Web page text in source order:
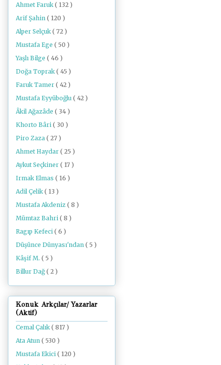
Ahmet Faruk ( 132 )
Arif Şahin ( 120 )
Alper Selçuk ( 72 )
Mustafa Ege ( 50 )
Yaşlı Bilge ( 46 )
Doğa Toprak ( 45 )
Faruk Tamer ( 42 )
Mustafa Eyyüboğlu ( 42 )
Âkil Ağazâde ( 34 )
Khorto Bâri ( 30 )
Piro Zaza ( 27 )
Ahmet Haydar ( 25 )
Aykut Seçkiner ( 17 )
Irmak Elmas ( 16 )
Adil Çelik ( 13 )
Mustafa Akdeniz ( 8 )
Mümtaz Bahri ( 8 )
Ragıp Kefeci ( 6 )
Düşünce Dünyası'ndan ( 5 )
Kâşif M. ( 5 )
Billur Dağ ( 2 )
Konuk Arkçılar/ Yazarlar
(Aktif)
Cemal Çalık( 817 )
Ata Atun ( 530 )
Mustafa Ekici ( 120 )